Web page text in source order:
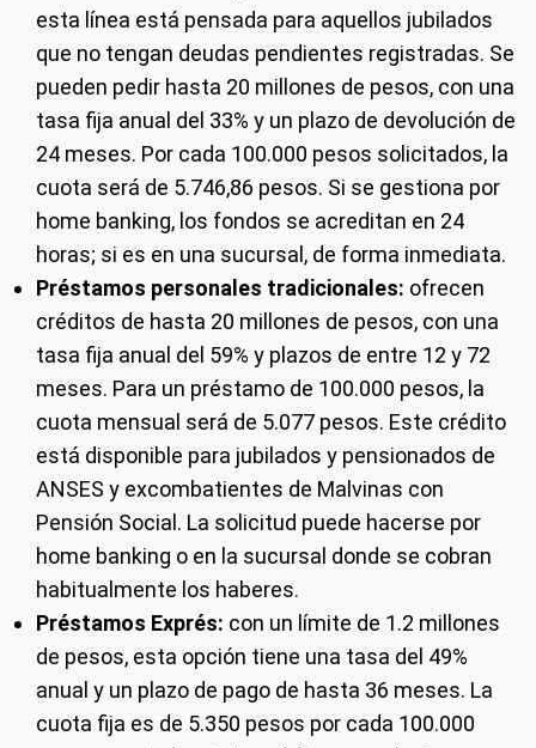
esta línea está pensada para aquellos jubilados
que no tengan deudas pendientes registradas. Se
pueden pedir hasta 20 millones de pesos, con una
tasa fija anual del 33% y un plazo de devolución de
24 meses. Por cada 100.000 pesos solicitados, la
cuota será de 5.746,86 pesos. Si se gestiona por
home banking, los fondos se acreditan en 24
horas; si es en una sucursal, de forma inmediata.
Préstamos personales tradicionales: ofrecen
créditos de hasta 20 millones de pesos, con una
tasa fija anual del 59% y plazos de entre 12 y 72
meses. Para un préstamo de 100.000 pesos, la
cuota mensual será de 5.077 pesos. Este crédito
está disponible para jubilados y pensionados de
ANSES y excombatientes de Malvinas con
Pensión Social. La solicitud puede hacerse por
home banking o en la sucursal donde se cobran
habitualmente los haberes.
Préstamos Exprés: con un límite de 1.2 millones
de pesos, esta opción tiene una tasa del 49%
anual y un plazo de pago de hasta 36 meses. La
cuota fija es de 5.350 pesos por cada 100.000